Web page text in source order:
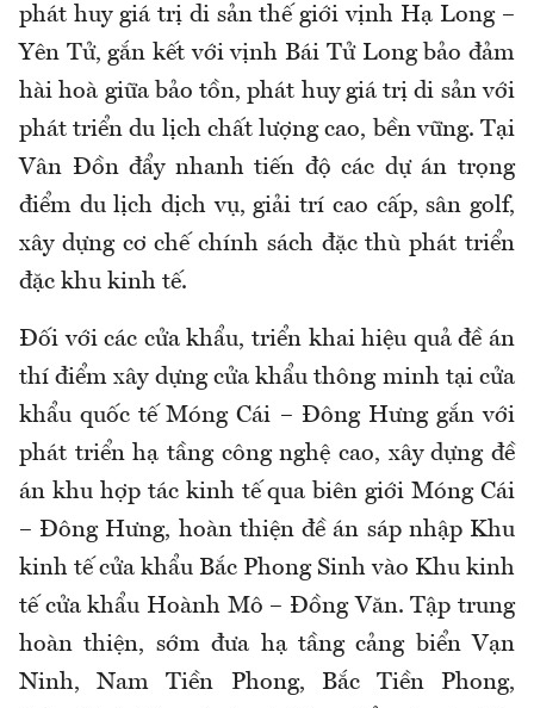
phát huy giá trị di sản thế giới vịnh Hạ Long –
Yên Tử, gắn kết với vịnh Bái Tử Long bảo đảm
hài hoà giữa bảo tồn, phát huy giá trị di sản với
phát triển du lịch chất lượng cao, bền vững. Tại
Vân Đồn đẩy nhanh tiến độ các dự án trọng
điểm du lịch dịch vụ, giải trí cao cấp, sân golf,
xây dựng cơ chế chính sách đặc thù phát triển
đặc khu kinh tế.
Đối với các cửa khẩu, triển khai hiệu quả đề án
thí điểm xây dựng cửa khẩu thông minh tại cửa
khẩu quốc tế Móng Cái – Đông Hưng gắn với
phát triển hạ tầng công nghệ cao, xây dựng đề
án khu hợp tác kinh tế qua biên giới Móng Cái
– Đông Hưng, hoàn thiện đề án sáp nhập Khu
kinh tế cửa khẩu Bắc Phong Sinh vào Khu kinh
tế cửa khẩu Hoành Mô – Đồng Văn. Tập trung
hoàn thiện, sớm đưa hạ tầng cảng biển Vạn
Ninh, Nam Tiền Phong, Bắc Tiền Phong,